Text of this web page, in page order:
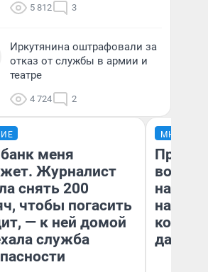
5 812 3
Иркутянина оштрафовали за
отказ от службы в армии и
театре
4 724 2
меня
Журналист
снять 200
чтобы погасить
— к ней домой
служба
МНЕНИЕ
нам
даже